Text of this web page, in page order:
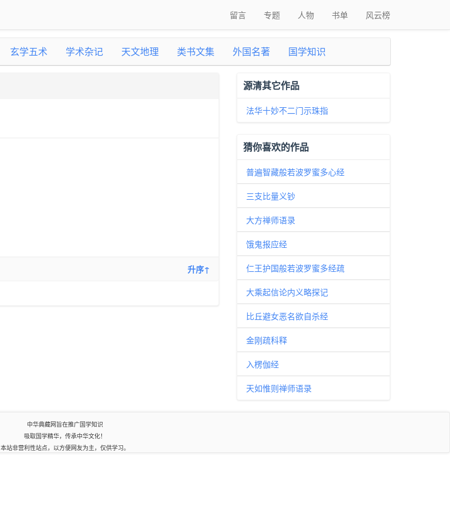
留言 专题 人物 书单 风云榜
玄学五术 学术杂记 天文地理 类书文集 外国名著 国学知识
升序↑
源清其它作品
法华十妙不二门示珠指
猜你喜欢的作品
普遍智藏般若波罗蜜多心经
三支比量义钞
大方禅师语录
饿鬼报应经
仁王护国般若波罗蜜多经疏
大乘起信论内义略探记
比丘避女恶名欲自杀经
金刚疏科释
入楞伽经
天如惟则禅师语录
中华典藏网旨在推广国学知识
吸取国学精华，传承中华文化！
本站非营利性站点，以方便网友为主，仅供学习。